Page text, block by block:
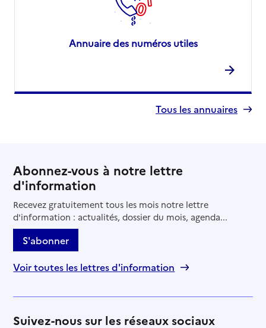
Annuaire des numéros utiles
Tous les annuaires
Abonnez-vous à notre lettre
d'information
Recevez gratuitement tous les mois notre lettre
d'information : actualités, dossier du mois, agenda...
S'abonner
Voir toutes les lettres d'information
Suivez-nous sur les réseaux sociaux